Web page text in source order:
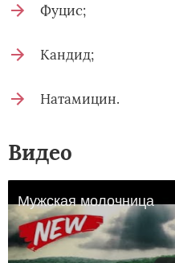
Фуцис;
Кандид;
Натамицин.
Видео
Мужская молочница